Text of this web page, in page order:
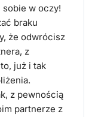
w oczy!
braku
że odwrócisz
z
już i tak
z pewnością
partnerze z